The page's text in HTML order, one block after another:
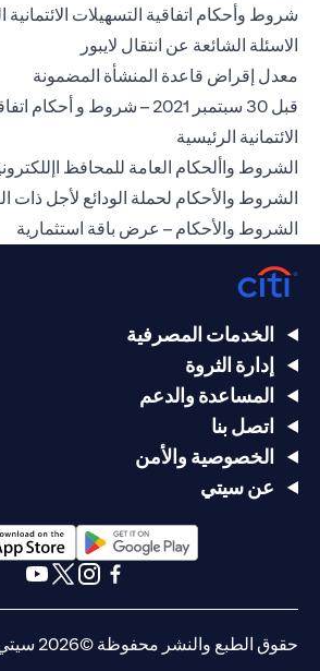
شروط وأحكام اتفاقية التسهيلات الائتمانية
الاسئلة الشائعة عن انتقال لايبور
معدل إقراض قاعدة المنشأة المضمونة
قبل 30 سبتمبر 2021 – شروط و
الائتمانية الرئيسية
الشروط واألحكام العامة للمحافظ
الشروط والأحكام لحملة الودائع لأجل ذات
الشروط والأحكام – عرض باقة استثمارية
الخدمات المصرفية
إدارة الثروة
المساعدة والدعم
اتصل بنا
الخصوصية والأمن
عن سيتي
opens in a new tab
a new tab
حقوق الطبع والنشر محفوظة ©2026 سيتي جروب انك.